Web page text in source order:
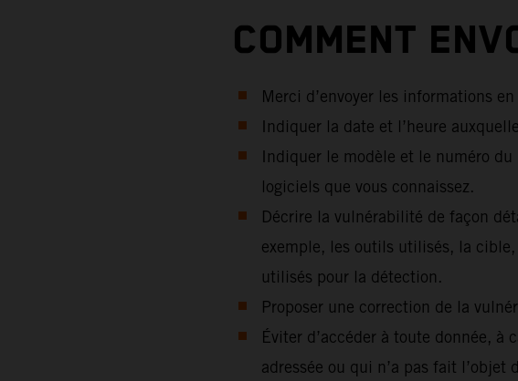
COMMENT
Merci d’envoyer les informations
Indiquer la date et l’heure
Indiquer le modèle et le numéro
logiciels que vous connaissez.
Décrire la vulnérabilité de façon
exemple, les outils utilisés, la
utilisés pour la détection.
Proposer une correction de la
Éviter d’accéder à toute donnée,
adressée ou qui n’a pas fait l’objet